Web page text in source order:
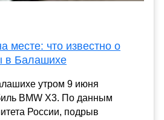
месте: что известно о
в Балашихе
утром 9 июня
BMW X3. По данным
России, подрыв